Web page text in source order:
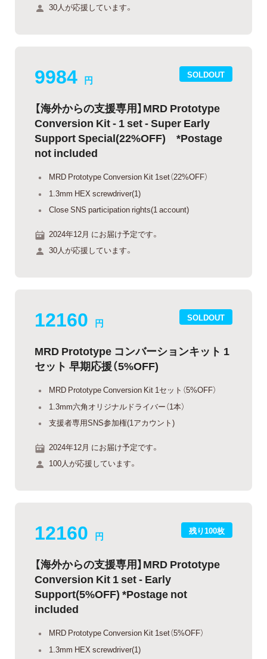
30人が応援しています。
SOLDOUT
9984 円
【海外からの支援専用】MRD Prototype
Conversion Kit - 1 set - Super Early
Support Special(22%OFF) *Postage
not included
MRD Prototype Conversion Kit 1set（22%OFF）
1.3mm HEX screwdriver(1)
Close SNS participation rights(1 account)
2024年12月 にお届け予定です。
30人が応援しています。
SOLDOUT
12160 円
MRD Prototype コンバーションキット 1
セット 早期応援（5%OFF)
MRD Prototype Conversion Kit 1セット（5%OFF）
1.3mm六角オリジナルドライバー（1本）
支援者専用SNS参加権(1アカウント)
2024年12月 にお届け予定です。
100人が応援しています。
残り100枚
12160 円
【海外からの支援専用】MRD Prototype
Conversion Kit 1 set - Early
Support(5%OFF) *Postage not
included
MRD Prototype Conversion Kit 1set（5%OFF）
1.3mm HEX screwdriver(1)